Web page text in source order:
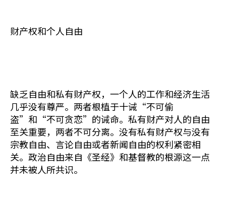
财产权和个人自由
缺乏自由和私有财产权，一个人的工作和经济生活
几乎没有尊严。两者根植于十诫“不可偷
盗”和“不可贪恋”的诫命。私有财产对人的自由
至关重要，两者不可分离。没有私有财产权与没有
宗教自由、言论自由或者新闻自由的权利紧密相
关。政治自由来自《圣经》和基督教的根源这一点
并未被人所共识。